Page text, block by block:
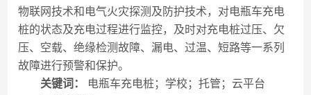
物联网技术和电气火灾探测及防护技术，对电瓶车充电
桩的状态及充电过程进行监控，及时对充电桩过压、欠
压、空载、绝缘检测故障、漏电、过温、短路等一系列
故障进行预警和保护。
关键词：
电瓶车充电桩；学校；托管；云平台